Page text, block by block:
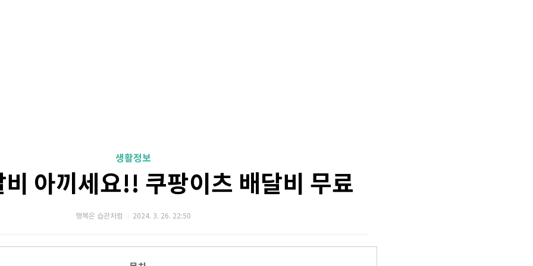
생활정보
아끼세요!! 쿠팡이츠 배달비 무료
행복은 습관처럼 2024. 3. 26. 22:50